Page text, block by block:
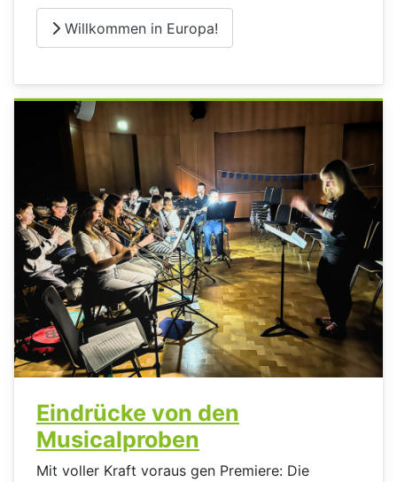
Willkommen in Europa!
Eindrücke von den
Musicalproben
Mit voller Kraft voraus gen Premiere: Die